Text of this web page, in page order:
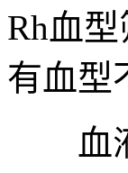
Rh血
有血型
血液